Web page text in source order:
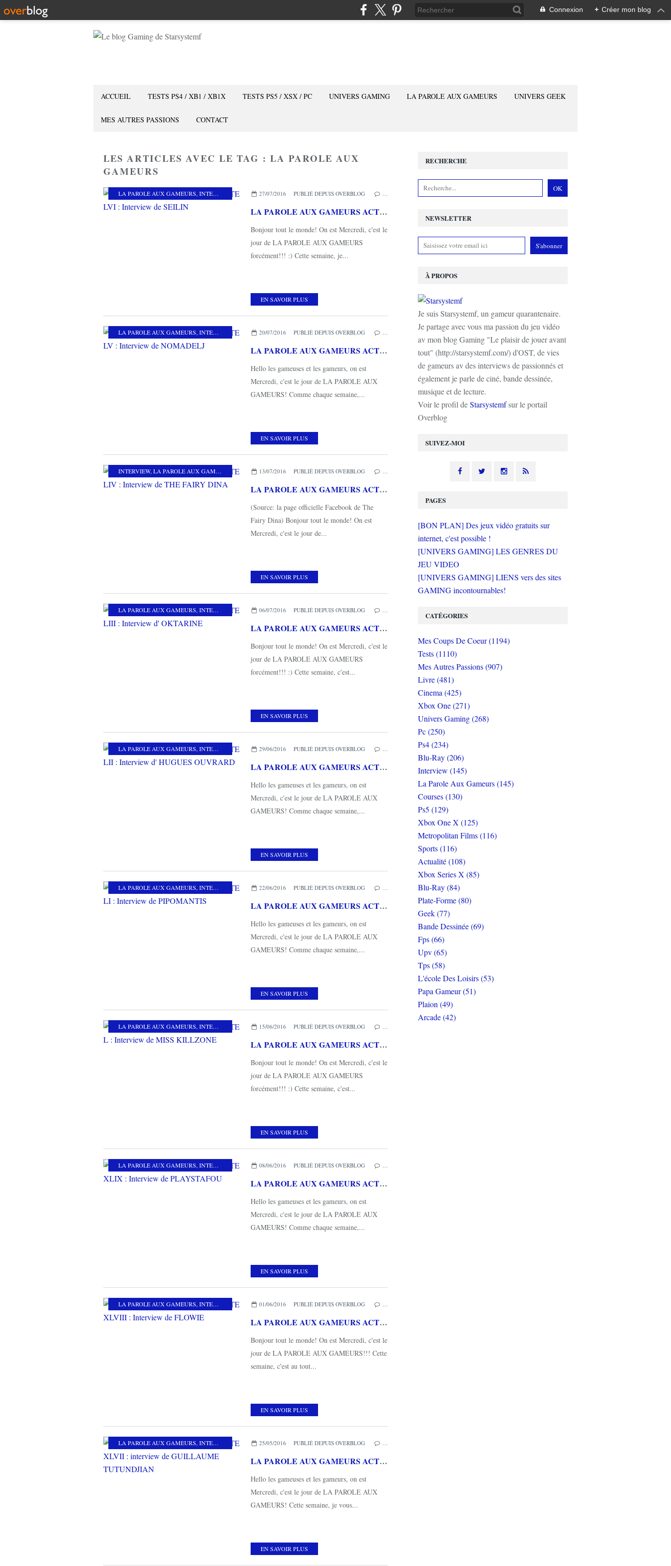
Connexion + Créer mon blog
ACCUEIL TESTS PS4 / XB1 / XB1X TESTS PS5 / XSX / PC UNIVERS GAMING LA PAROLE AUX GAMEURS UNIVERS GEEK
MES AUTRES PASSIONS CONTACT
LES ARTICLES AVEC LE TAG : LA PAROLE AUX
GAMEURS
LA PAROLE AUX GAMEURS, INTERVIEW 27/07/2016 PUBLIÉ DEPUIS OVERBLOG
LA PAROLE AUX GAMEURS ACTE LVI : Interview de SEILIN
Bonjour tout le monde! On est Mercredi, c'est le
jour de LA PAROLE AUX GAMEURS
forcément!!! :) Cette semaine, je...
EN SAVOIR PLUS
LA PAROLE AUX GAMEURS, INTERVIEW 20/07/2016 PUBLIÉ DEPUIS OVERBLOG
LA PAROLE AUX GAMEURS ACTE LV : Interview de NOMADELJ
Hello les gameuses et les gameurs, on est
Mercredi, c'est le jour de LA PAROLE AUX
GAMEURS! Comme chaque semaine,...
EN SAVOIR PLUS
INTERVIEW, LA PAROLE AUX GAMEURS 13/07/2016 PUBLIÉ DEPUIS OVERBLOG
LA PAROLE AUX GAMEURS ACTE LIV : Interview de THE FAIRY DINA
(Source: la page officielle Facebook de The
Fairy Dina) Bonjour tout le monde! On est
Mercredi, c'est le jour de...
EN SAVOIR PLUS
LA PAROLE AUX GAMEURS, INTERVIEW 06/07/2016 PUBLIÉ DEPUIS OVERBLOG
LA PAROLE AUX GAMEURS ACTE LIII : Interview d' OKTARINE
Bonjour tout le monde! On est Mercredi, c'est le
jour de LA PAROLE AUX GAMEURS
forcément!!! :) Cette semaine, c'est...
EN SAVOIR PLUS
LA PAROLE AUX GAMEURS, INTERVIEW 29/06/2016 PUBLIÉ DEPUIS OVERBLOG
LA PAROLE AUX GAMEURS ACTE LII : Interview d' HUGUES OUVRARD
Hello les gameuses et les gameurs, on est
Mercredi, c'est le jour de LA PAROLE AUX
GAMEURS! Comme chaque semaine,...
EN SAVOIR PLUS
LA PAROLE AUX GAMEURS, INTERVIEW 22/06/2016 PUBLIÉ DEPUIS OVERBLOG
LA PAROLE AUX GAMEURS ACTE LI : Interview de PIPOMANTIS
Hello les gameuses et les gameurs, on est
Mercredi, c'est le jour de LA PAROLE AUX
GAMEURS! Comme chaque semaine,...
EN SAVOIR PLUS
LA PAROLE AUX GAMEURS, INTERVIEW 15/06/2016 PUBLIÉ DEPUIS OVERBLOG
LA PAROLE AUX GAMEURS ACTE L : Interview de MISS KILLZONE
Bonjour tout le monde! On est Mercredi, c'est le
jour de LA PAROLE AUX GAMEURS
forcément!!! :) Cette semaine, c'est...
EN SAVOIR PLUS
LA PAROLE AUX GAMEURS, INTERVIEW 08/06/2016 PUBLIÉ DEPUIS OVERBLOG
LA PAROLE AUX GAMEURS ACTE XLIX : Interview de PLAYSTAFOU
Hello les gameuses et les gameurs, on est
Mercredi, c'est le jour de LA PAROLE AUX
GAMEURS! Comme chaque semaine,...
EN SAVOIR PLUS
LA PAROLE AUX GAMEURS, INTERVIEW 01/06/2016 PUBLIÉ DEPUIS OVERBLOG
LA PAROLE AUX GAMEURS ACTE XLVIII : Interview de FLOWIE
Bonjour tout le monde! On est Mercredi, c'est le
jour de LA PAROLE AUX GAMEURS!!! Cette
semaine, c'est au tout...
EN SAVOIR PLUS
LA PAROLE AUX GAMEURS, INTERVIEW 25/05/2016 PUBLIÉ DEPUIS OVERBLOG
LA PAROLE AUX GAMEURS ACTE XLVII : interview de GUILLAUME TUTUNDJIAN
Hello les gameuses et les gameurs, on est
Mercredi, c'est le jour de LA PAROLE AUX
GAMEURS! Cette semaine, je vous...
EN SAVOIR PLUS
NEWSLETTER
SUIVEZ-MOI
RECHERCHE
À PROPOS
Je suis Starsystemf, un gameur quarantenaire.
Je partage avec vous ma passion du jeu vidéo
av mon blog Gaming "Le plaisir de jouer avant
tout" (http://starsystemf.com/) d'OST, de vies
de gameurs av des interviews de passionnés et
également je parle de ciné, bande dessinée,
musique et de lecture.
Voir le profil deStarsystemfsur le portail
Overblog
PAGES
[BON PLAN] Des jeux vidéo gratuits sur
internet, c'est possible !
[UNIVERS GAMING] LES GENRES DU
JEU VIDEO
[UNIVERS GAMING] LIENS vers des sites
GAMING incontournables!
CATÉGORIES
Mes Coups De Coeur (1194)
Tests (1110)
Mes Autres Passions (907)
Livre (481)
Cinema (425)
Xbox One (271)
Univers Gaming (268)
Pc (250)
Ps4 (234)
Blu-Ray (206)
Interview (145)
La Parole Aux Gameurs (145)
Courses (130)
Ps5 (129)
Xbox One X (125)
Metropolitan Films (116)
Sports (116)
Actualité (108)
Xbox Series X (85)
Blu-Ray (84)
Plate-Forme (80)
Geek (77)
Bande Dessinée (69)
Fps (66)
Upv (65)
Tps (58)
L'école Des Loisirs (53)
Papa Gameur (51)
Plaion (49)
Arcade (42)